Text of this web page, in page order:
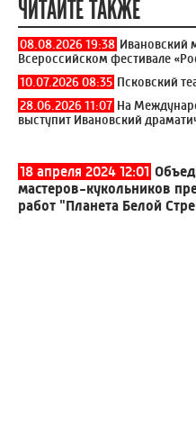
ЧИТАЙТЕ ТАКЖЕ
08.08.2026 19:38 Ивановский
Всероссийском фестивале
10.07.2026 08:35 Псковский
28.06.2026 11:07 На
выступит Ивановский
18 апреля 2024 12:01
мастеров-кукольников
работ "Планета Белой